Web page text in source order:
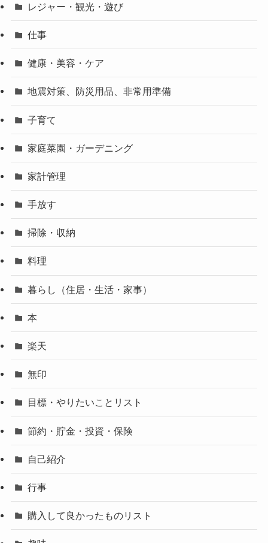
レジャー・観光・遊び
仕事
健康・美容・ケア
地震対策、防災用品、非常用準備
子育て
家庭菜園・ガーデニング
家計管理
手放す
掃除・収納
料理
暮らし（住居・生活・家事）
本
楽天
無印
目標・やりたいことリスト
節約・貯金・投資・保険
自己紹介
行事
購入して良かったものリスト